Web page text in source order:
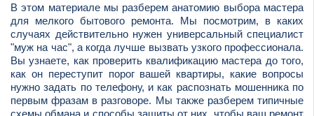
В этом материале мы разберем анатомию выбора мастера
для мелкого бытового ремонта. Мы посмотрим, в каких
случаях действительно нужен универсальный специалист
"муж на час", а когда лучше вызвать узкого профессионала.
Вы узнаете, как проверить квалификацию мастера до того,
как он переступит порог вашей квартиры, какие вопросы
нужно задать по телефону, и как распознать мошенника по
первым фразам в разговоре. Мы также разберем типичные
схемы обмана и способы защиты от них, чтобы ваш ремонт